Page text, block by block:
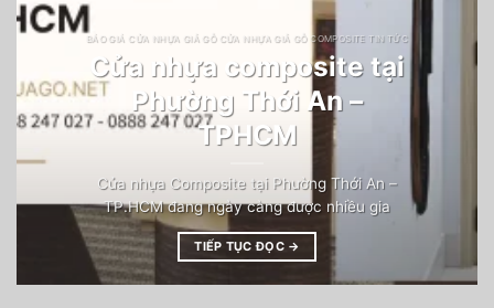
BÁO GIÁ CỬA NHỰA GIẢ GỖ CỬA NHỰA GIẢ GỖ COMPOSITE TIN TỨC
Cửa nhựa composite tại
Phường Thới An –
TPHCM
Cửa nhựa Composite tại Phường Thới An –
TP.HCM đang ngày càng được nhiều gia
TIẾP TỤC ĐỌC →